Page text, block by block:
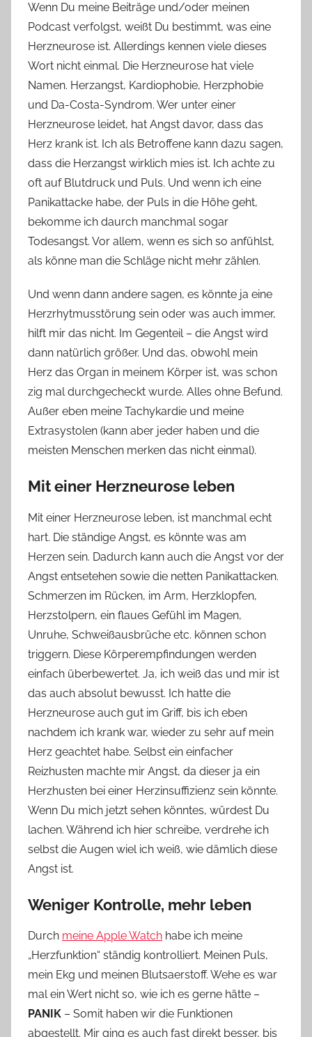
Wenn Du meine Beiträge und/oder meinen
Podcast verfolgst, weißt Du bestimmt, was eine
Herzneurose ist. Allerdings kennen viele dieses
Wort nicht einmal. Die Herzneurose hat viele
Namen. Herzangst, Kardiophobie, Herzphobie
und Da-Costa-Syndrom. Wer unter einer
Herzneurose leidet, hat Angst davor, dass das
Herz krank ist. Ich als Betroffene kann dazu sagen,
dass die Herzangst wirklich mies ist. Ich achte zu
oft auf Blutdruck und Puls. Und wenn ich eine
Panikattacke habe, der Puls in die Höhe geht,
bekomme ich daurch manchmal sogar
Todesangst. Vor allem, wenn es sich so anfühlst,
als könne man die Schläge nicht mehr zählen.
Und wenn dann andere sagen, es könnte ja eine
Herzrhytmusstörung sein oder was auch immer,
hilft mir das nicht. Im Gegenteil – die Angst wird
dann natürlich größer. Und das, obwohl mein
Herz das Organ in meinem Körper ist, was schon
zig mal durchgecheckt wurde. Alles ohne Befund.
Außer eben meine Tachykardie und meine
Extrasystolen (kann aber jeder haben und die
meisten Menschen merken das nicht einmal).
Mit einer Herzneurose leben
Mit einer Herzneurose leben, ist manchmal echt
hart. Die ständige Angst, es könnte was am
Herzen sein. Dadurch kann auch die Angst vor der
Angst entsetehen sowie die netten Panikattacken.
Schmerzen im Rücken, im Arm, Herzklopfen,
Herzstolpern, ein flaues Gefühl im Magen,
Unruhe, Schweißausbrüche etc. können schon
triggern. Diese Körperempfindungen werden
einfach überbewertet. Ja, ich weiß das und mir ist
das auch absolut bewusst. Ich hatte die
Herzneurose auch gut im Griff, bis ich eben
nachdem ich krank war, wieder zu sehr auf mein
Herz geachtet habe. Selbst ein einfacher
Reizhusten machte mir Angst, da dieser ja ein
Herzhusten bei einer Herzinsuffizienz sein könnte.
Wenn Du mich jetzt sehen könntes, würdest Du
lachen. Während ich hier schreibe, verdrehe ich
selbst die Augen wiel ich weiß, wie dämlich diese
Angst ist.
Weniger Kontrolle, mehr leben
Durch meine Apple Watch habe ich meine
„Herzfunktion“ ständig kontrolliert. Meinen Puls,
mein Ekg und meinen Blutsaerstoff. Wehe es war
mal ein Wert nicht so, wie ich es gerne hätte –
PANIK – Somit haben wir die Funktionen
abgestellt. Mir ging es auch fast direkt besser, bis